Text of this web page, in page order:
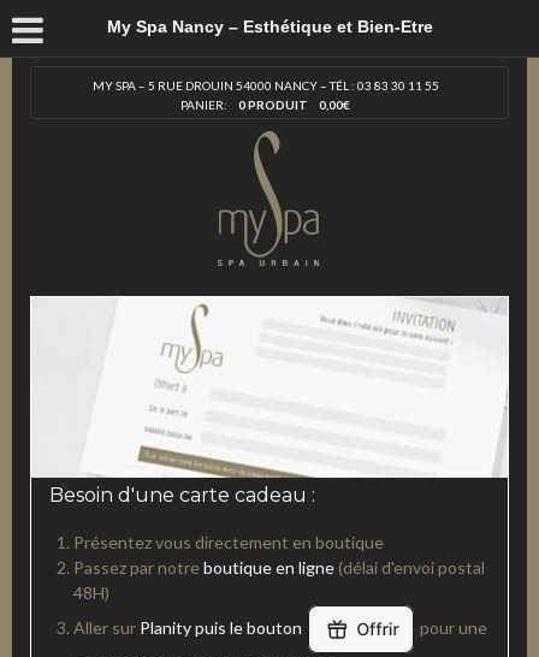
My Spa Nancy – Esthétique et Bien-Etre
MY SPA – 5 RUE DROUIN 54000 NANCY – TÉL : 03 83 30 11 55
PANIER:
0 PRODUIT 0,00€
Besoin d'une carte cadeau :
Présentez vous directement en boutique
Passez par notre boutique en ligne (délai d'envoi postal
48H)
Aller sur Planity puis le bouton
pour une